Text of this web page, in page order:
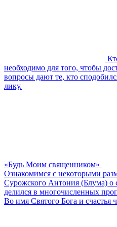
необходимо для того, чтобы
вопросы дают те, кто
лику.
«Будь Моим священником»
Ознакомимся с некоторыми
Сурожского Антония (Блума) о
делился в многочисленных
Во имя Святого Бога и счастья